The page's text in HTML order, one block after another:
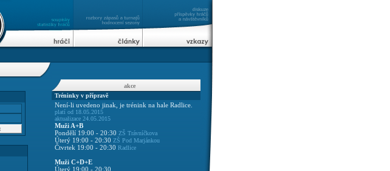
akce
Tréninky v přípravě
Není-li uvedeno jinak, je trénink na hale Radlice.
platí od 18.05.2015
aktualizace 24.05.2015
Muži A+B
Pondělí 19:00 - 20:30 ZŠ Trávníčkova
Úterý 19:00 - 20:30 ZŠ Pod Marjánkou
Čtvrtek 19:00 - 20:30 Radlice
Muži C+D+E
Úterý 19:00 - 20:30